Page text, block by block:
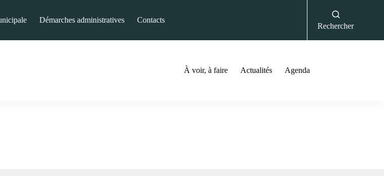
Démarches administratives Contacts
Rechercher
À voir, à faire Actualités Agenda